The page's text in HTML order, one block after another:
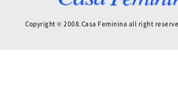
Copyright © 2008.Casa Feminina all right